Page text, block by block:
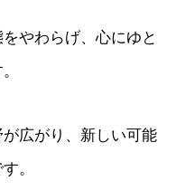
やわらげ、心にゆと
広がり、新しい可能
。